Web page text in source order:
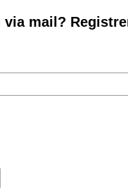
via mail?